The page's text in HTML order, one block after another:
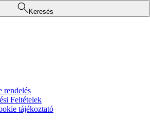
Keresés
rendelés
Feltételek
tájékoztató